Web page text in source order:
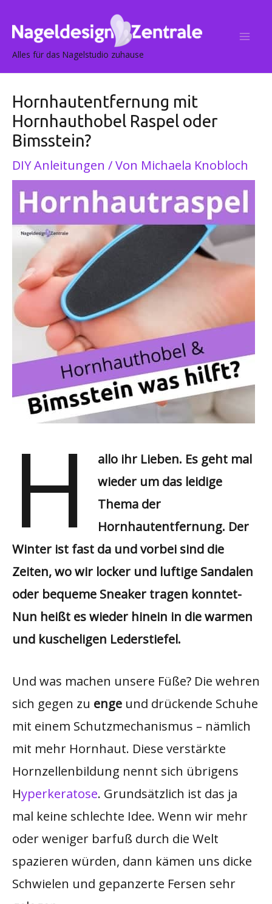
Alles für das Nagelstudio zuhause
Hornhautentfernung mit
Hornhauthobel Raspel oder
Bimsstein?
DIY Anleitungen / Von Michaela Knobloch
H
allo ihr Lieben. Es geht mal
wieder um das leidige
Thema der
Hornhautentfernung. Der
Winter ist fast da und vorbei sind die
Zeiten, wo wir locker und luftige Sandalen
oder bequeme Sneaker tragen konntet-
Nun heißt es wieder hinein in die warmen
und kuscheligen Lederstiefel.
Und was machen unsere Füße? Die wehren
sich gegen zu enge und drückende Schuhe
mit einem Schutzmechanismus – nämlich
mit mehr Hornhaut. Diese verstärkte
Hornzellenbildung nennt sich übrigens
Hyperkeratose. Grundsätzlich ist das ja
mal keine schlechte Idee. Wenn wir mehr
oder weniger barfuß durch die Welt
spazieren würden, dann kämen uns dicke
Schwielen und gepanzerte Fersen sehr
navigation